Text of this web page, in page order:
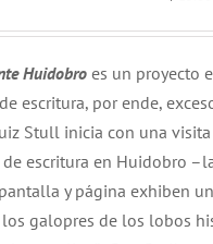
Huidobroes un proyecto
escritura, por ende,
Stull inicia con una visita
escritura en Huidobro
y página exhiben
galopres de los lobos